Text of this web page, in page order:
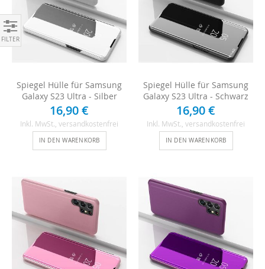
Spiegel Hülle für Samsung
Galaxy S23 Ultra - Silber
16,90 €
Inkl. MwSt. , versandkostenfrei
IN DEN WARENKORB
Spiegel Hülle für Samsung
Galaxy S23 Ultra - Schwarz
16,90 €
Inkl. MwSt. , versandkostenfrei
IN DEN WARENKORB
Einkaufen nach